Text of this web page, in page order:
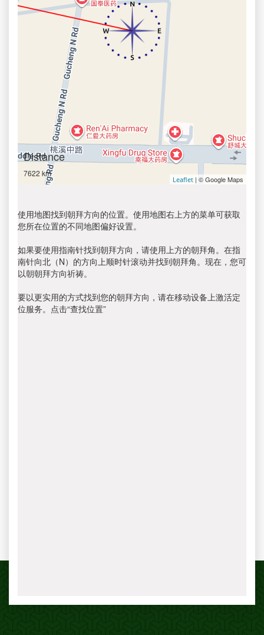
Distance
7622 km
Leaflet | © Google Maps
使用地图找到朝拜方向的位置。使用地图右上方的菜单可获取
您所在位置的不同地图偏好设置。
如果要使用指南针找到朝拜方向，请使用上方的朝拜角。在指
南针向北（N）的方向上顺时针滚动并找到朝拜角。现在，您可
以朝朝拜方向祈祷。
要以更实用的方式找到您的朝拜方向，请在移动设备上激活定
位服务。点击“查找位置”